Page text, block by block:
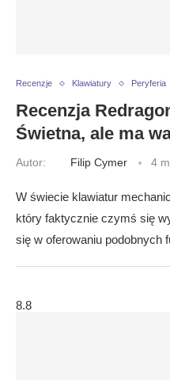
Recenzje Klawiatury Peryferia
Recenzja
Świetna, ale ma
Autor: Filip Cymer 4
W świecie klawiatur
który faktycznie czymś się
się w oferowaniu podobnych
8.8